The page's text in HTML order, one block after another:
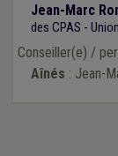
Jean-Marc
des CPAS -
Conseiller(e) /
Aînés : Jean-